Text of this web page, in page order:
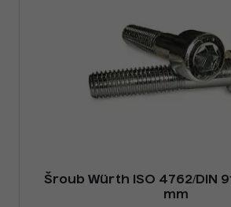
Šroub Würth ISO 4762/DIN
mm